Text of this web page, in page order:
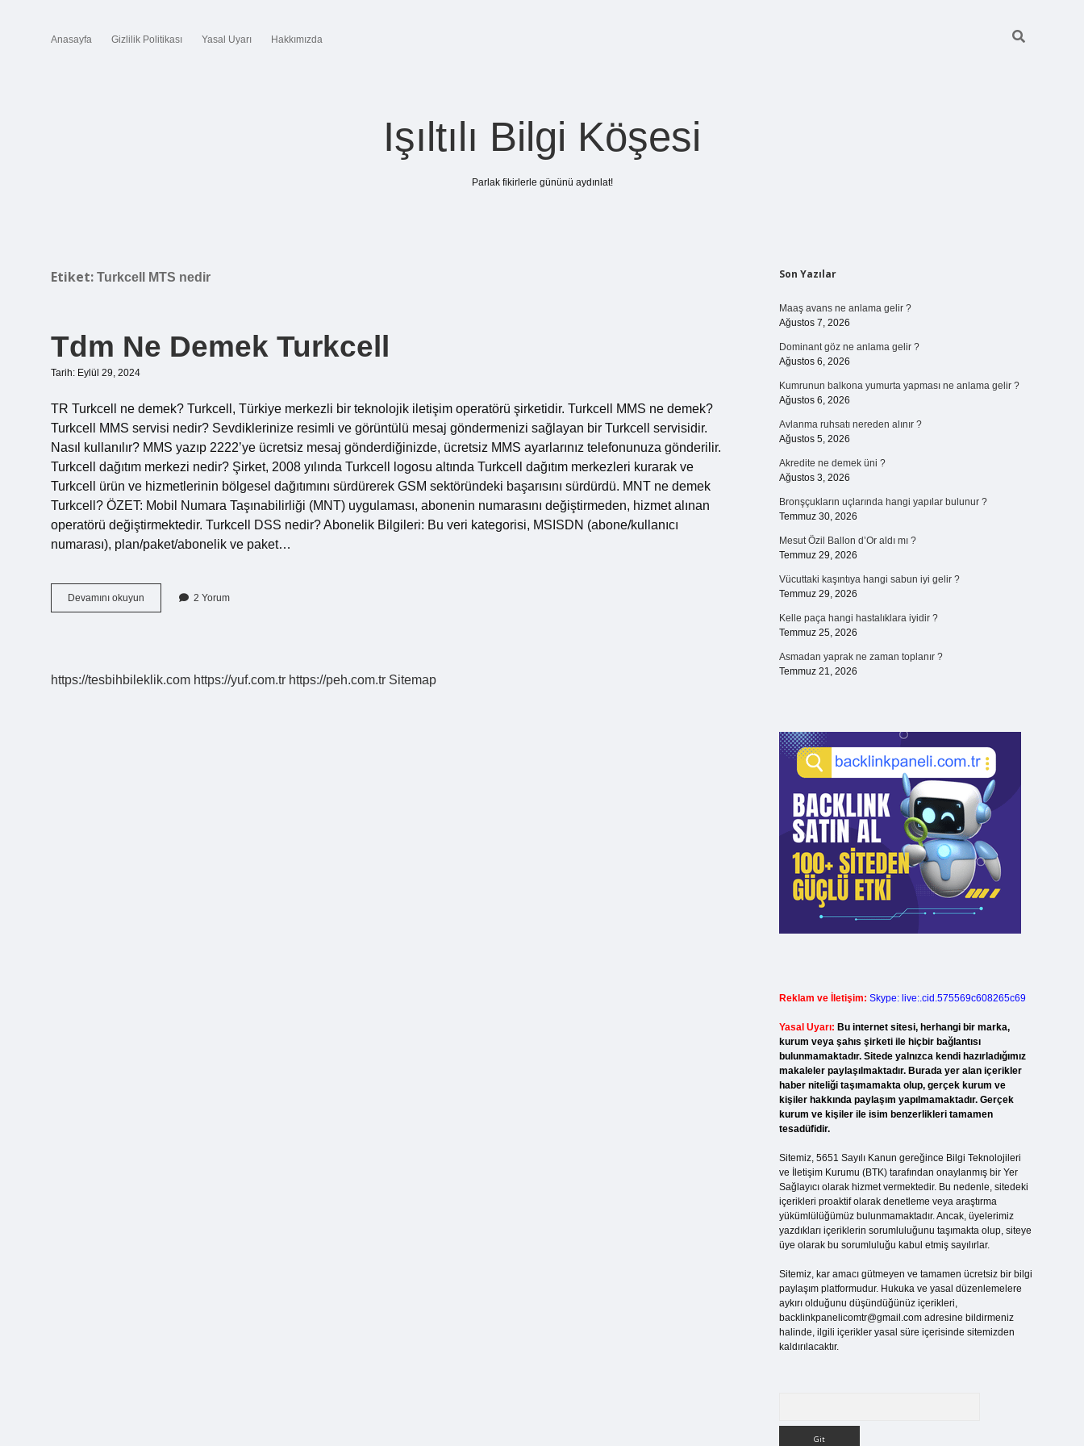
Anasayfa Gizlilik Politikası Yasal Uyarı Hakkımızda
Işıltılı Bilgi Köşesi
Parlak fikirlerle gününü aydınlat!
Etiket: Turkcell MTS nedir
Tdm Ne Demek Turkcell
Tarih: Eylül 29, 2024
TR Turkcell ne demek? Turkcell, Türkiye merkezli bir teknolojik iletişim operatörü şirketidir. Turkcell MMS ne demek?
Turkcell MMS servisi nedir? Sevdiklerinize resimli ve görüntülü mesaj göndermenizi sağlayan bir Turkcell servisidir.
Nasıl kullanılır? MMS yazıp 2222’ye ücretsiz mesaj gönderdiğinizde, ücretsiz MMS ayarlarınız telefonunuza gönderilir.
Turkcell dağıtım merkezi nedir? Şirket, 2008 yılında Turkcell logosu altında Turkcell dağıtım merkezleri kurarak ve
Turkcell ürün ve hizmetlerinin bölgesel dağıtımını sürdürerek GSM sektöründeki başarısını sürdürdü. MNT ne demek
Turkcell? ÖZET: Mobil Numara Taşınabilirliği (MNT) uygulaması, abonenin numarasını değiştirmeden, hizmet alınan
operatörü değiştirmektedir. Turkcell DSS nedir? Abonelik Bilgileri: Bu veri kategorisi, MSISDN (abone/kullanıcı
numarası), plan/paket/abonelik ve paket…
Devamını okuyun
Ne
2 Yorum
https://tesbihbileklik.com https://yuf.com.tr https://peh.com.tr Sitemap
Sidebar
Son Yazılar
Maaş avans ne anlama gelir ?
Ağustos 7, 2026
Dominant göz ne anlama gelir ?
Ağustos 6, 2026
Kumrunun balkona yumurta yapması ne anlama gelir ?
Ağustos 6, 2026
Avlanma ruhsatı nereden alınır ?
Ağustos 5, 2026
Akredite ne demek üni ?
Ağustos 3, 2026
Bronşçukların uçlarında hangi yapılar bulunur ?
Temmuz 30, 2026
Mesut Özil Ballon d’Or aldı mı ?
Temmuz 29, 2026
Vücuttaki kaşıntıya hangi sabun iyi gelir ?
Temmuz 29, 2026
Kelle paça hangi hastalıklara iyidir ?
Temmuz 25, 2026
Asmadan yaprak ne zaman toplanır ?
Temmuz 21, 2026
Reklam ve İletişim: Skype: live:.cid.575569c608265c69
Yasal Uyarı: Bu internet sitesi, herhangi bir marka,
kurum veya şahıs şirketi ile hiçbir bağlantısı
bulunmamaktadır. Sitede yalnızca kendi hazırladığımız
makaleler paylaşılmaktadır. Burada yer alan içerikler
haber niteliği taşımamakta olup, gerçek kurum ve
kişiler hakkında paylaşım yapılmamaktadır. Gerçek
kurum ve kişiler ile isim benzerlikleri tamamen
tesadüfidir.
Sitemiz, 5651 Sayılı Kanun gereğince Bilgi Teknolojileri
ve İletişim Kurumu (BTK) tarafından onaylanmış bir Yer
Sağlayıcı olarak hizmet vermektedir. Bu nedenle, sitedeki
içerikleri proaktif olarak denetleme veya araştırma
yükümlülüğümüz bulunmamaktadır. Ancak, üyelerimiz
yazdıkları içeriklerin sorumluluğunu taşımakta olup, siteye
üye olarak bu sorumluluğu kabul etmiş sayılırlar.
Sitemiz, kar amacı gütmeyen ve tamamen ücretsiz bir bilgi
paylaşım platformudur. Hukuka ve yasal düzenlemelere
aykırı olduğunu düşündüğünüz içerikleri,
backlinkpanelicomtr@gmail.comadresine bildirmeniz
halinde, ilgili içerikler yasal süre içerisinde sitemizden
kaldırılacaktır.